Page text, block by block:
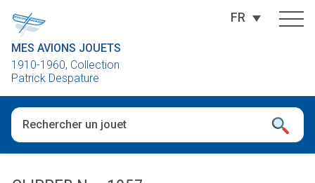
MES AVIONS JOUETS
1910-1960, Collection
Patrick Despature
FR